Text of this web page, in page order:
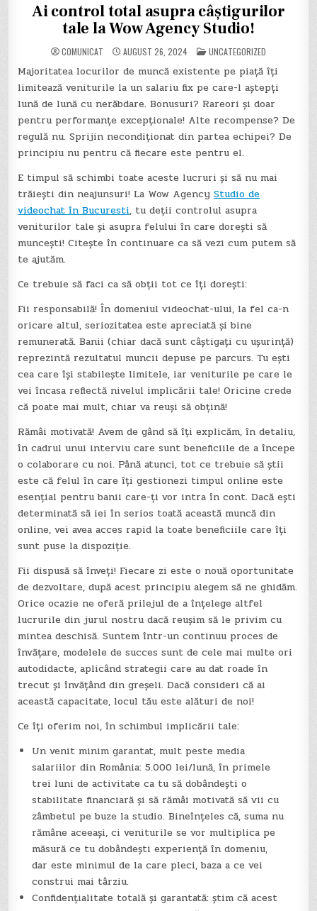
Ai control total asupra câștigurilor
tale la Wow Agency Studio!
COMUNICAT AUGUST 26, 2024 POSTED
IN
UNCATEGORIZED
Majoritatea locurilor de muncă existente pe piață îți
limitează veniturile la un salariu fix pe care-l aștepți
lună de lună cu nerăbdare. Bonusuri? Rareori și doar
pentru performanțe excepționale! Alte recompense? De
regulă nu. Sprijin necondiționat din partea echipei? De
principiu nu pentru că fiecare este pentru el.
E timpul să schimbi toate aceste lucruri și să nu mai
trăiești din neajunsuri! La Wow AgencyStudio de
videochat în Bucuresti, tu deții controlul asupra
veniturilor tale și asupra felului în care dorești să
muncești! Citește în continuare ca să vezi cum putem să
te ajutăm.
Ce trebuie să faci ca să obții tot ce îți dorești:
Fii responsabilă! În domeniul videochat-ului, la fel ca-n
oricare altul, seriozitatea este apreciată și bine
remunerată. Banii (chiar dacă sunt câștigați cu ușurință)
reprezintă rezultatul muncii depuse pe parcurs. Tu ești
cea care își stabilește limitele, iar veniturile pe care le
vei încasa reflectă nivelul implicării tale! Oricine crede
că poate mai mult, chiar va reuși să obțină!
Rămâi motivată! Avem de gând să îți explicăm, în detaliu,
în cadrul unui interviu care sunt beneficiile de a începe
o colaborare cu noi. Până atunci, tot ce trebuie să știi
este că felul în care îți gestionezi timpul online este
esențial pentru banii care-ți vor intra în cont. Dacă ești
determinată să iei în serios toată această muncă din
online, vei avea acces rapid la toate beneficiile care îți
sunt puse la dispoziție.
Fii dispusă să înveți! Fiecare zi este o nouă oportunitate
de dezvoltare, după acest principiu alegem să ne ghidăm.
Orice ocazie ne oferă prilejul de a înțelege altfel
lucrurile din jurul nostru dacă reușim să le privim cu
mintea deschisă. Suntem într-un continuu proces de
învățare, modelele de succes sunt de cele mai multe ori
autodidacte, aplicând strategii care au dat roade în
trecut și învățând din greșeli. Dacă consideri că ai
această capacitate, locul tău este alături de noi!
Ce îți oferim noi, în schimbul implicării tale:
Un venit minim garantat, mult peste media
salariilor din România: 5.000 lei/lună, în primele
trei luni de activitate ca tu să dobândești o
stabilitate financiară și să rămâi motivată să vii cu
zâmbetul pe buze la studio. Bineînțeles că, suma nu
rămâne aceeași, ci veniturile se vor multiplica pe
măsură ce tu dobândești experiență în domeniu,
dar este minimul de la care pleci, baza a ce vei
construi mai târziu.
Confidențialitate totală și garantată: știm că acest